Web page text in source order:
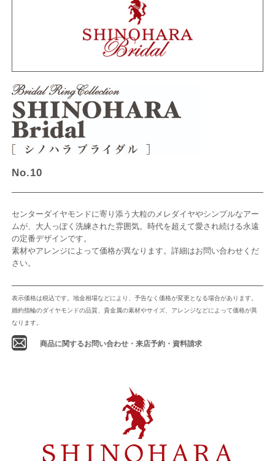
No.10
センターダイヤモンドに寄り添う大粒のメレダイヤやシンプルなアー
ムが、大人っぽく洗練された雰囲気。時代を超えて愛され続ける永遠
の定番デザインです。
素材やアレンジによって価格が異なります。詳細はお問い合わせくだ
さい。
表示価格は税込です。地金相場などにより、予告なく価格が変更となる場合があります。
婚約指輪のダイヤモンドの品質、貴金属の素材やサイズ、アレンジなどによって価格が異
なります。
商品に関するお問い合わせ・来店予約・資料請求